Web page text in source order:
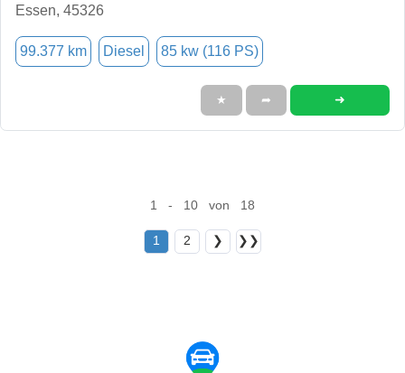
Essen, 45326
99.377 km Diesel 85 kw (116 PS)
★ ➦ ➜
1 - 10 von 18
1 2 ❯ ❯❯